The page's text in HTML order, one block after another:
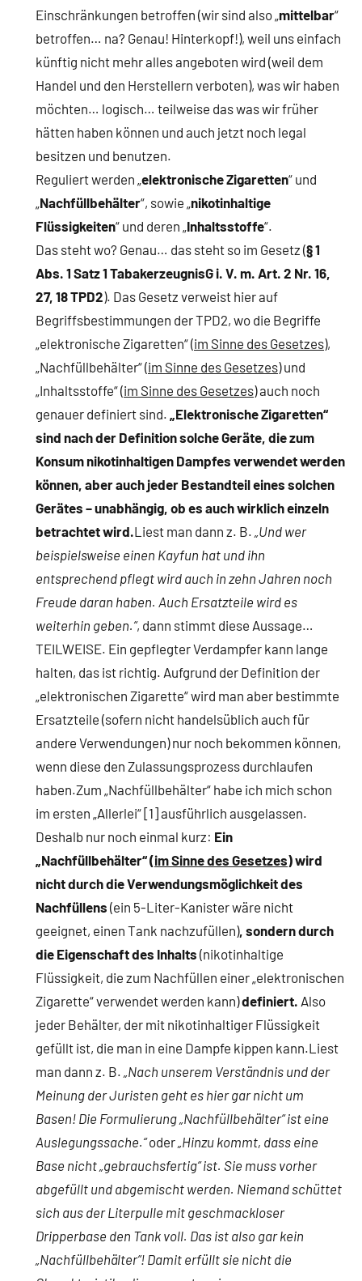
Einschränkungen betroffen (wir sind also „ mittelbar“
betroffen… na? Genau! Hinterkopf!), weil uns einfach
künftig nicht mehr alles angeboten wird (weil dem
Handel und den Herstellern verboten), was wir haben
möchten… logisch… teilweise das was wir früher
hätten haben können und auch jetzt noch legal
besitzen und benutzen.
Reguliert werden „ elektronische Zigaretten“ und
Nachfüllbehälter“, sowie „ nikotinhaltige
Flüssigkeiten“ und deren „ Inhaltsstoffe“.
Das steht wo? Genau… das steht so im Gesetz (§ 1
Abs. 1 Satz 1 TabakerzeugnisG i. V. m. Art. 2 Nr. 16,
27, 18 TPD2). Das Gesetz verweist hier auf
Begriffsbestimmungen der TPD2, wo die Begriffe
„elektronische Zigaretten“ (im Sinne des Gesetzes),
„Nachfüllbehälter“ (im Sinne des Gesetzes) und
„Inhaltsstoffe“ (im Sinne des Gesetzes) auch noch
genauer definiert sind. „Elektronische Zigaretten“
sind nach der Definition solche Geräte, die zum
Konsum nikotinhaltigen Dampfes verwendet werden
können, aber auch jeder Bestandteil eines solchen
Gerätes – unabhängig, ob es auch wirklich einzeln
betrachtet wird.Liest man dann z. B. „Und wer
beispielsweise einen Kayfun hat und ihn
entsprechend pflegt wird auch in zehn Jahren noch
Freude daran haben. Auch Ersatzteile wird es
weiterhin geben.“, dann stimmt diese Aussage…
TEILWEISE. Ein gepflegter Verdampfer kann lange
halten, das ist richtig. Aufgrund der Definition der
„elektronischen Zigarette“ wird man aber bestimmte
Ersatzteile (sofern nicht handelsüblich auch für
andere Verwendungen) nur noch bekommen können,
wenn diese den Zulassungsprozess durchlaufen
haben.Zum „Nachfüllbehälter“ habe ich mich schon
im ersten „Allerlei“ [1] ausführlich ausgelassen.
Deshalb nur noch einmal kurz: Ein
„Nachfüllbehälter“ (im Sinne des Gesetzes) wird
nicht durch die Verwendungsmöglichkeit des
Nachfüllens (ein 5-Liter-Kanister wäre nicht
geeignet, einen Tank nachzufüllen), sondern durch
die Eigenschaft des Inhalts (nikotinhaltige
Flüssigkeit, die zum Nachfüllen einer „elektronischen
Zigarette“ verwendet werden kann)definiert. Also
jeder Behälter, der mit nikotinhaltiger Flüssigkeit
gefüllt ist, die man in eine Dampfe kippen kann.Liest
man dann z. B. „Nach unserem Verständnis und der
Meinung der Juristen geht es hier gar nicht um
Basen! Die Formulierung „Nachfüllbehälter“ ist eine
Auslegungssache.“oder „Hinzu kommt, dass eine
Base nicht „gebrauchsfertig“ ist. Sie muss vorher
abgefüllt und abgemischt werden. Niemand schüttet
sich aus der Literpulle mit geschmackloser
Dripperbase den Tank voll. Das ist also gar kein
„Nachfüllbehälter“! Damit erfüllt sie nicht die